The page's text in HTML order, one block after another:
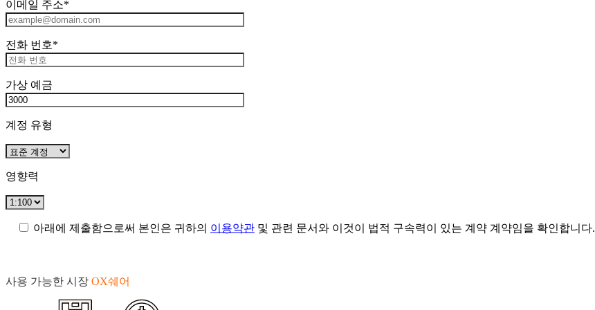
이메일 주소*
전화 번호*
가상 예금
계정 유형
영향력
아래에 제출함으로써 본인은 귀하의 이용약관 및 관련 문서와 이것이 법적 구속력이 있는 계약 계약임을 확인합니다.
사용 가능한 시장 OX쉐어